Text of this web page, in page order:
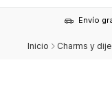
Envío
Inicio Charms y